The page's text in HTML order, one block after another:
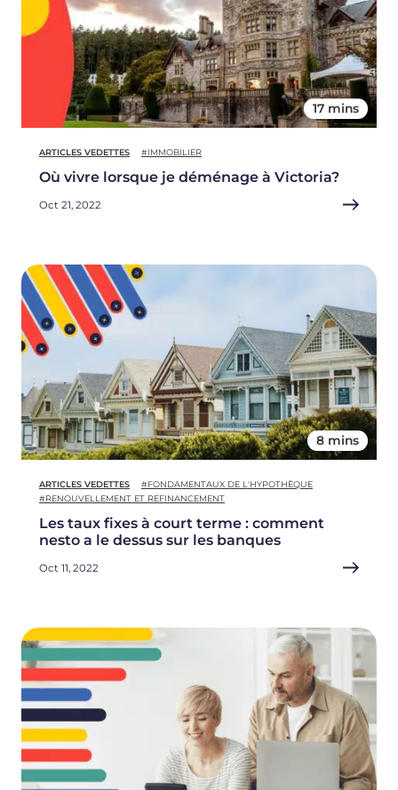
17 mins
ARTICLES VEDETTES #IMMOBILIER
Où vivre lorsque je déménage à Victoria?
Oct 21, 2022
8 mins
ARTICLES VEDETTES
#FONDAMENTAUX DE L'HYPOTHÈQUE
#RENOUVELLEMENT ET REFINANCEMENT
Les taux fixes à court terme : comment
nesto a le dessus sur les banques
Oct 11, 2022